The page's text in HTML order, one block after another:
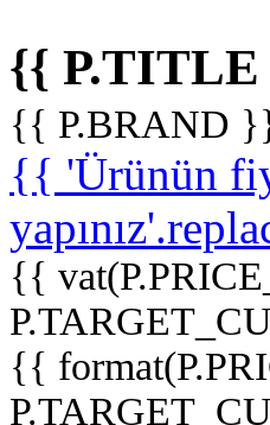
{{
{{ P.BRAND
{{ 'Ürünün
{{
{{